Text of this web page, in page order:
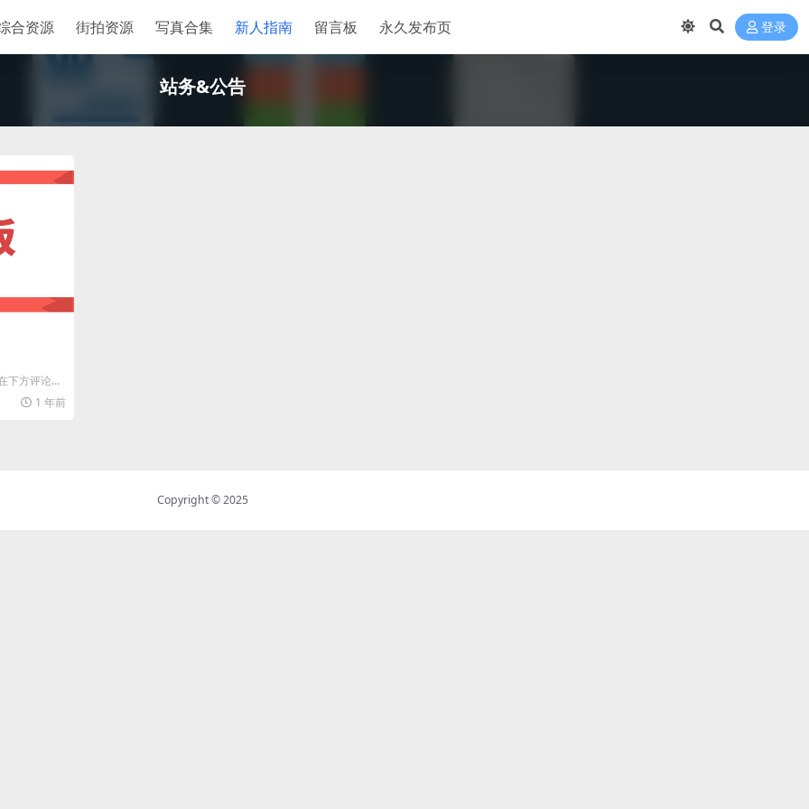
合资源 街拍资源 写真合集 新人指南 留言板 永久发布页 登录
站务&公告
下方评论留
、出处，这
1 年前
Copyright © 2025